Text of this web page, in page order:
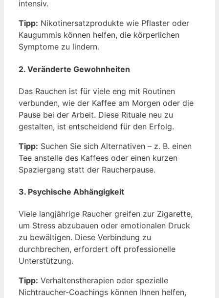
intensiv.
Tipp: Nikotinersatzprodukte wie Pflaster oder
Kaugummis können helfen, die körperlichen
Symptome zu lindern.
2. Veränderte Gewohnheiten
Das Rauchen ist für viele eng mit Routinen
verbunden, wie der Kaffee am Morgen oder die
Pause bei der Arbeit. Diese Rituale neu zu
gestalten, ist entscheidend für den Erfolg.
Tipp: Suchen Sie sich Alternativen – z. B. einen
Tee anstelle des Kaffees oder einen kurzen
Spaziergang statt der Raucherpause.
3. Psychische Abhängigkeit
Viele langjährige Raucher greifen zur Zigarette,
um Stress abzubauen oder emotionalen Druck
zu bewältigen. Diese Verbindung zu
durchbrechen, erfordert oft professionelle
Unterstützung.
Tipp: Verhaltenstherapien oder spezielle
Nichtraucher-Coachings können Ihnen helfen,